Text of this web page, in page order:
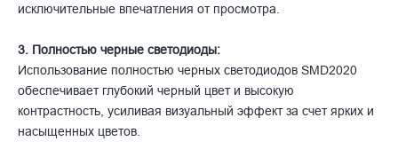
исключительные впечатления от просмотра.
3. Полностью черные светодиоды:
Использование полностью черных светодиодов SMD2020
обеспечивает глубокий черный цвет и высокую
контрастность, усиливая визуальный эффект за счет ярких и
насыщенных цветов.